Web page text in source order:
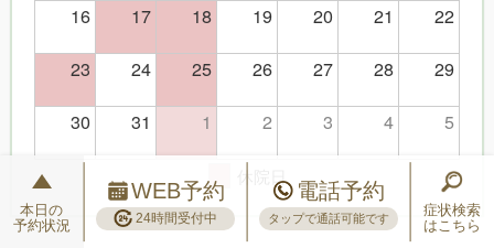
16
17 18 19 20 21
22
23
24 25 26 27 28
29
30
31 1 2 3 4 5
休院日
本日の
予約状況
WEB予約
24時間受付中
電話予約
タップで通話可能です
症状検索
はこちら